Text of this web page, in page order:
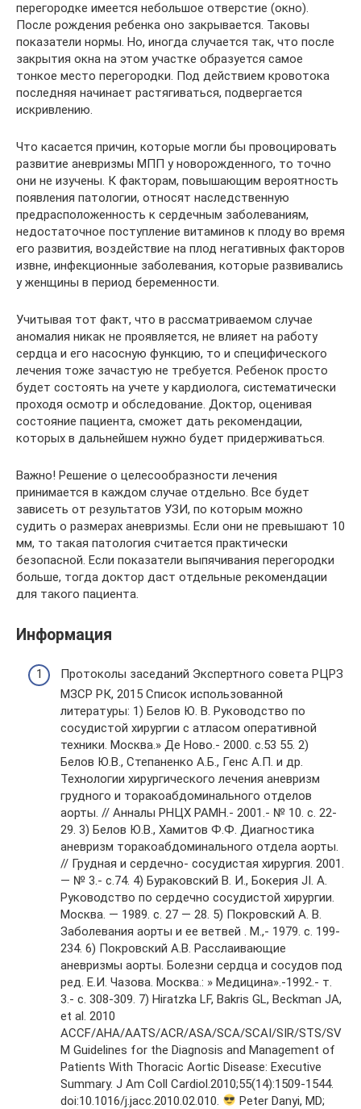
перегородке имеется небольшое отверстие (окно).
После рождения ребенка оно закрывается. Таковы
показатели нормы. Но, иногда случается так, что после
закрытия окна на этом участке образуется самое
тонкое место перегородки. Под действием кровотока
последняя начинает растягиваться, подвергается
искривлению.
Что касается причин, которые могли бы провоцировать
развитие аневризмы МПП у новорожденного, то точно
они не изучены. К факторам, повышающим вероятность
появления патологии, относят наследственную
предрасположенность к сердечным заболеваниям,
недостаточное поступление витаминов к плоду во время
его развития, воздействие на плод негативных факторов
извне, инфекционные заболевания, которые развивались
у женщины в период беременности.
Учитывая тот факт, что в рассматриваемом случае
аномалия никак не проявляется, не влияет на работу
сердца и его насосную функцию, то и специфического
лечения тоже зачастую не требуется. Ребенок просто
будет состоять на учете у кардиолога, систематически
проходя осмотр и обследование. Доктор, оценивая
состояние пациента, сможет дать рекомендации,
которых в дальнейшем нужно будет придерживаться.
Важно! Решение о целесообразности лечения
принимается в каждом случае отдельно. Все будет
зависеть от результатов УЗИ, по которым можно
судить о размерах аневризмы. Если они не превышают 10
мм, то такая патология считается практически
безопасной. Если показатели выпячивания перегородки
больше, тогда доктор даст отдельные рекомендации
для такого пациента.
Информация
Протоколы заседаний Экспертного совета РЦРЗ
МЗСР РК, 2015 Список использованной
литературы: 1) Белов Ю. В. Руководство по
сосудистой хирургии с атласом оперативной
техники. Москва.» Де Ново.- 2000. с.53 55. 2)
Белов Ю.В., Степаненко А.Б., Генс А.П. и др.
Технологии хирургического лечения аневризм
грудного и торакоабдоминального отделов
аорты. // Анналы РНЦХ РАМН.- 2001.- № 10. с. 22-
29. 3) Белов Ю.В., Хамитов Ф.Ф. Диагностика
аневризм торакоабдоминального отдела аорты.
// Грудная и сердечно- сосудистая хирургия. 2001.
— № 3.- с.74. 4) Бураковский В. И., Бокерия JI. А.
Руководство по сердечно сосудистой хирургии.
Москва. — 1989. с. 27 — 28. 5) Покровский А. В.
Заболевания аорты и ее ветвей . М.,- 1979. с. 199-
234. 6) Покровский А.В. Расслаивающие
аневризмы аорты. Болезни сердца и сосудов под
ред. Е.И. Чазова. Москва.: » Медицина».-1992.- т.
3.- с. 308-309. 7) Hiratzka LF, Bakris GL, Beckman JA,
et al. 2010
ACCF/AHA/AATS/ACR/ASA/SCA/SCAI/SIR/STS/SV
M Guidelines for the Diagnosis and Management of
Patients With Thoracic Aortic Disease: Executive
Summary. J Am Coll Cardiol.2010;55(14):1509-1544.
doi:10.1016/j.jacc.2010.02.010.
Peter Danyi, MD;